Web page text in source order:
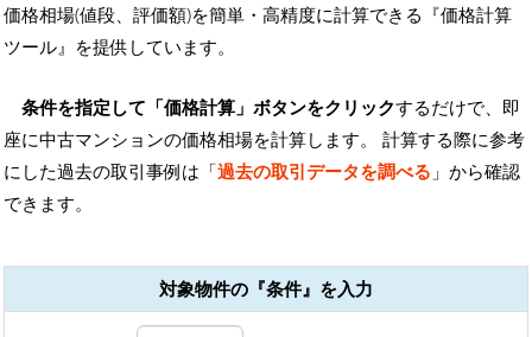
価格相場(値段、評価額)を簡単・高精度に計算できる『価格計算
ツール』を提供しています。
条件を指定して「価格計算」ボタンをクリックするだけで、即
座に中古マンションの価格相場を計算します。 計算する際に参考
にした過去の取引事例は「過去の取引データを調べる 」から確認
できます。
対象物件の『条件』を入力